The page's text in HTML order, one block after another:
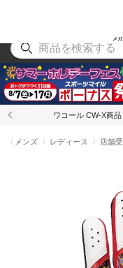
メ
アウ
ワコール CW-X商
メンズ レディース 店舗